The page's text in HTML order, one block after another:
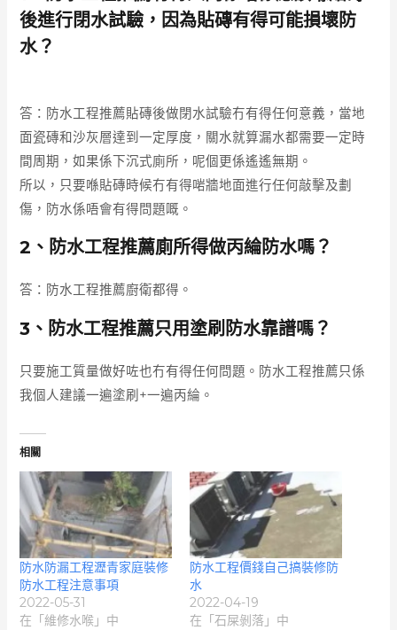
後進行閉水試驗，因為貼磚有得可能損壞防
水？
答：防水工程推薦貼磚後做閉水試驗冇有得任何意義，當地
面瓷磚和沙灰層達到一定厚度，關水就算漏水都需要一定時
間周期，如果係下沉式廁所，呢個更係遙遙無期。
所以，只要喺貼磚時候冇有得啱牆地面進行任何敲擊及劃
傷，防水係唔會有得問題嘅。
2、防水工程推薦廁所得做丙綸防水嗎？
答：防水工程推薦廚衛都得。
3、防水工程推薦只用塗刷防水靠譜嗎？
只要施工質量做好咗也冇有得任何問題。防水工程推薦只係
我個人建議一遍塗刷+一遍丙綸。
相關
防水防漏工程瀝青家庭裝修
防水工程注意事項
2022-05-31
在「維修水喉」中
防水工程價錢自己搞裝修防
水
2022-04-19
在「石屎剝落」中